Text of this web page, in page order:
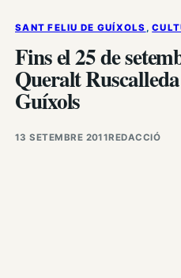
SANT FELIU DE GUÍXOLS ,
Fins el 25 de
Queralt
Guíxols
13 SETEMBRE 2011REDACCIÓ